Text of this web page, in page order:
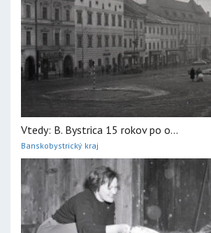
Vtedy: B. Bystrica 15 rokov po o...
Banskobystrický kraj